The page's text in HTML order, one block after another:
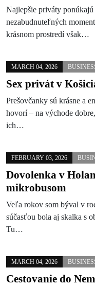
Najlepšie priváty
nezabudnuteľných
krásnom prostredí však…
MARCH 04, 2026
Sex privát v
Prešovčanky sú krásne a
hovorí – na východe
ich…
FEBRUARY 03, 2026
Dovolenka v
mikrobusom
Veľa rokov som býval v
súčasťou bola aj skalka s
Tu…
MARCH 04, 2026
Cestovanie do